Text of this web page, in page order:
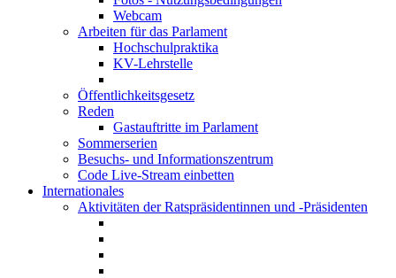
Webcam
Arbeiten für das Parlament
Hochschulpraktika
KV-Lehrstelle
Öffentlichkeitsgesetz
Reden
Gastauftritte im Parlament
Sommerserien
Besuchs- und Informationszentrum
Code Live-Stream einbetten
Internationales
Aktivitäten der Ratspräsidentinnen und -Präsidenten